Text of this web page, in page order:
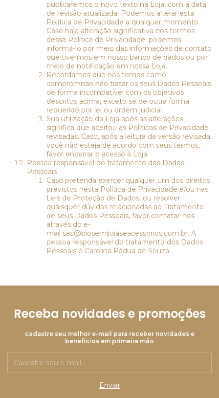
publicaremos o novo texto na Loja, com a data
de revisão atualizada. Podemos alterar esta
Política de Privacidade a qualquer momento.
Caso haja alteração significativa nos termos
dessa Política de Privacidade, podemos
informá-lo por meio das informações de contato
que tivermos em nosso banco de dados ou por
meio de notificação em nossa Loja.
Recordamos que nós temos como
compromisso não tratar os seus Dados Pessoais
de forma incompatível com os objetivos
descritos acima, exceto se de outra forma
requerido por lei ou ordem judicial.
Sua utilização da Loja após as alterações
significa que aceitou as Políticas de Privacidade
revisadas. Caso, após a leitura da versão revisada,
você não esteja de acordo com seus termos,
favor encerrar o acesso à Loja.
Pessoa responsável do tratamento dos Dados
Pessoais
Caso pretenda exercer qualquer um dos direitos
previstos nesta Política de Privacidade e/ou nas
Leis de Proteção de Dados, ou resolver
quaisquer dúvidas relacionadas ao Tratamento
de seus Dados Pessoais, favor contatar-nos
através do e-
mail sac@biosemijoiaseacessorios.com.br. A
pessoa responsável do tratamento dos Dados
Pessoais é Carolina Pádua de Souza.
Receba novidades e promoções
cadastre seu melhor e-mail para receber novidades e
benefícios em primeira mão